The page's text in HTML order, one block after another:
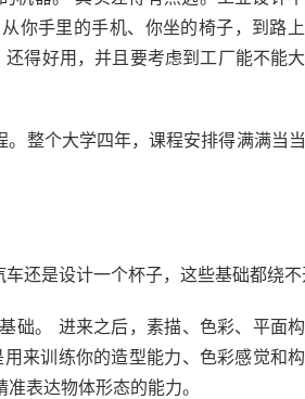
你手里的手机、你坐的椅子，到路
得好用，并且要考虑到工厂能不能
整个大学四年，课程安排得满满当
还是设计一个杯子，这些基础都绕不
础。 进来之后，素描、色彩、平面
来训练你的造型能力、色彩感觉和
表达物体形态的能力。